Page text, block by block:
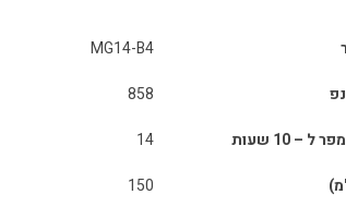
MG14-B4
858
– 10 שעות
14
150